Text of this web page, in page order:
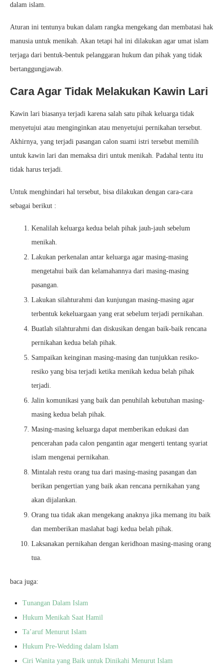
dalam islam.
Aturan ini tentunya bukan dalam rangka mengekang dan membatasi hak
manusia untuk menikah. Akan tetapi hal ini dilakukan agar umat islam
terjaga dari bentuk-bentuk pelanggaran hukum dan pihak yang tidak
bertanggungjawab.
Cara Agar Tidak Melakukan Kawin Lari
Kawin lari biasanya terjadi karena salah satu pihak keluarga tidak
menyetujui atau menginginkan atau menyetujui pernikahan tersebut.
Akhirnya, yang terjadi pasangan calon suami istri tersebut memilih
untuk kawin lari dan memaksa diri untuk menikah. Padahal tentu itu
tidak harus terjadi.
Untuk menghindari hal tersebut, bisa dilakukan dengan cara-cara
sebagai berikut :
Kenalilah keluarga kedua belah pihak jauh-jauh sebelum
menikah.
Lakukan perkenalan antar keluarga agar masing-masing
mengetahui baik dan kelamahannya dari masing-masing
pasangan.
Lakukan silahturahmi dan kunjungan masing-masing agar
terbentuk kekeluargaan yang erat sebelum terjadi pernikahan.
Buatlah silahturahmi dan diskusikan dengan baik-baik rencana
pernikahan kedua belah pihak.
Sampaikan keinginan masing-masing dan tunjukkan resiko-
resiko yang bisa terjadi ketika menikah kedua belah pihak
terjadi.
Jalin komunikasi yang baik dan penuhilah kebutuhan masing-
masing kedua belah pihak.
Masing-masing keluarga dapat memberikan edukasi dan
pencerahan pada calon pengantin agar mengerti tentang syariat
islam mengenai pernikahan.
Mintalah restu orang tua dari masing-masing pasangan dan
berikan pengertian yang baik akan rencana pernikahan yang
akan dijalankan.
Orang tua tidak akan mengekang anaknya jika memang itu baik
dan memberikan maslahat bagi kedua belah pihak.
Laksanakan pernikahan dengan keridhoan masing-masing orang
tua.
baca juga:
Tunangan Dalam Islam
Hukum Menikah Saat Hamil
Ta’aruf Menurut Islam
Hukum Pre-Wedding dalam Islam
Ciri Wanita yang Baik untuk Dinikahi Menurut Islam